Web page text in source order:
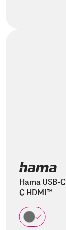
Hama USB-
C HDMI™